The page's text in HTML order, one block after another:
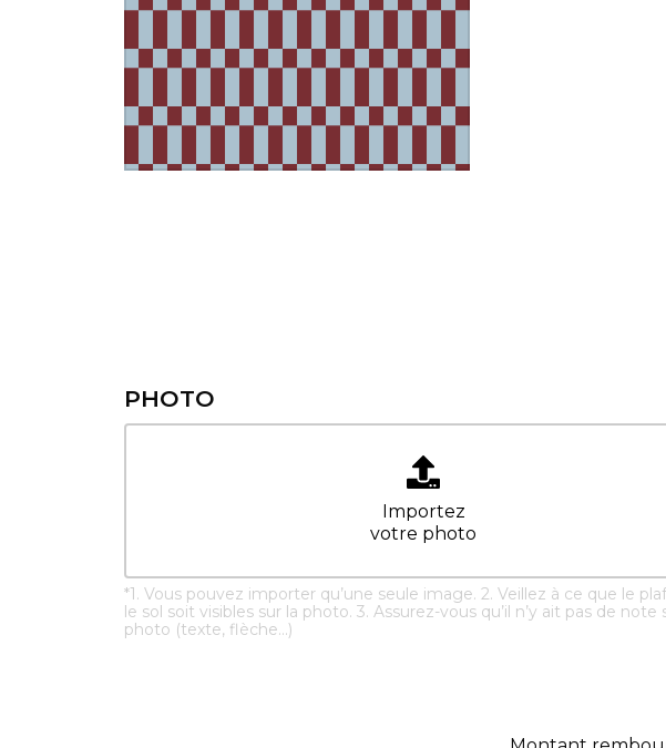
PHOTO
Importez
votre photo
*1. Vous pouvez importer qu’une seule image. 2. Veillez à ce que le
le sol soit visibles sur la photo. 3. Assurez-vous qu’il n’y ait pas de note
photo (texte, flèche...)